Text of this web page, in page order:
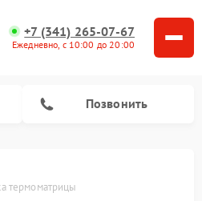
+7 (341) 265-07-67
Ежедневно, с 10:00 до 20:00
Позвонить
термоматрицы